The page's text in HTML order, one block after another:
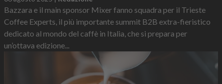
Bazzara e il main sponsor Mixer fanno squadra per il Trieste
Coffee Experts, il più importante summit B2B extra-fieristico
dedicato al mondo del caffè in Italia, che si prepara per
un’ottava edizione...